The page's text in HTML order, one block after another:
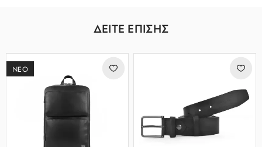
ΔΕΙΤΕ ΕΠΙΣΗΣ
ΝΕΟ